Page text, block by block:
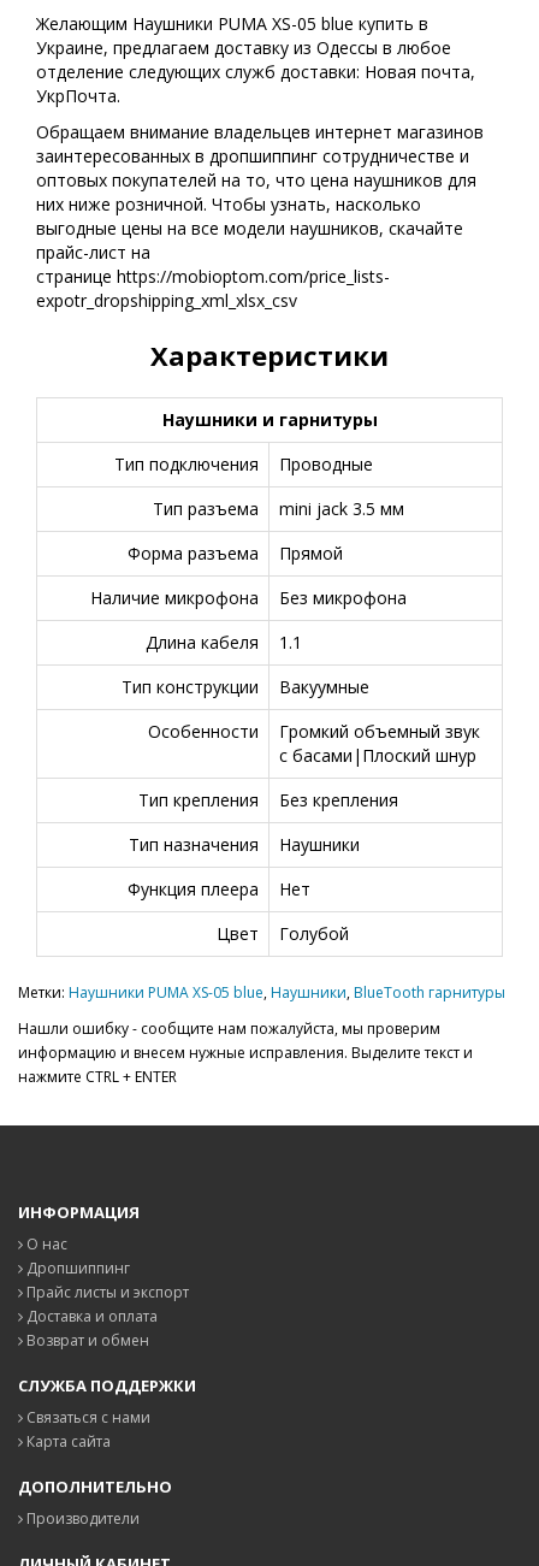
Желающим Наушники PUMA XS-05 blue купить в
Украине, предлагаем доставку из Одессы в любое
отделение следующих служб доставки: Новая почта,
УкрПочта.
Обращаем внимание владельцев интернет магазинов
заинтересованных в дропшиппинг сотрудничестве и
оптовых покупателей на то, что цена наушников для
них ниже розничной. Чтобы узнать, насколько
выгодные цены на все модели наушников, скачайте
прайс-лист на
странице https://mobioptom.com/price_lists-
expotr_dropshipping_xml_xlsx_csv
Характеристики
Наушники и гарнитуры
Тип подключения
Проводные
Тип разъема
mini jack 3.5 мм
Форма разъема
Прямой
Наличие микрофона
Без микрофона
Длина кабеля
1.1
Тип конструкции
Вакуумные
Особенности
Громкий объемный звук
с басами|Плоский шнур
Тип крепления
Без крепления
Тип назначения
Наушники
Функция плеера
Нет
Цвет
Голубой
Метки: Наушники PUMA XS-05 blue,Наушники,BlueTooth гарнитуры
Нашли ошибку - сообщите нам пожалуйста, мы проверим
информацию и внесем нужные исправления. Выделите текст и
нажмите CTRL + ENTER
ИНФОРМАЦИЯ
О нас
Дропшиппинг
Прайс листы и экспорт
Доставка и оплата
Возврат и обмен
СЛУЖБА ПОДДЕРЖКИ
Связаться с нами
Карта сайта
ДОПОЛНИТЕЛЬНО
Производители